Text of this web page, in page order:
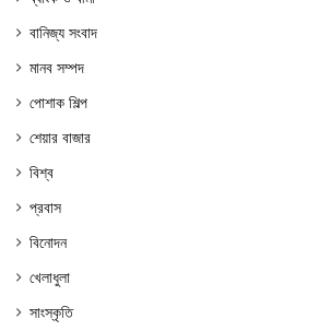
বানিজ্য সংবাদ
মানব সম্পদ
পোশাক শিল্প
শেয়ার বাজার
বিশ্ব
প্রবাস
বিনোদন
খেলাধুলা
সাংস্কৃতি